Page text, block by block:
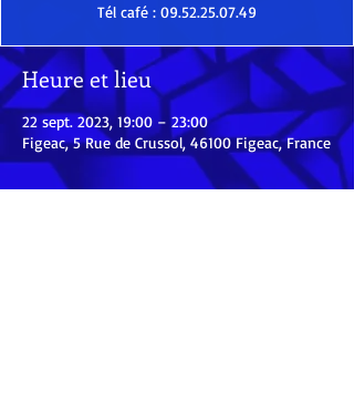
Tél café : 09.52.25.07.49
Heure et lieu
22 sept. 2023, 19:00 – 23:00
Figeac, 5 Rue de Crussol, 46100 Figeac, France